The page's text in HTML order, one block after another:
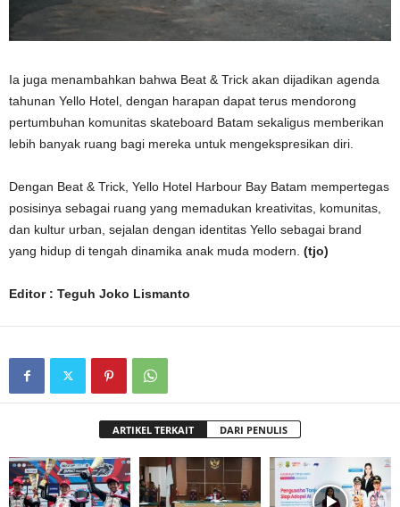
Ia juga menambahkan bahwa Beat & Trick akan dijadikan agenda
tahunan Yello Hotel, dengan harapan dapat terus mendorong
pertumbuhan komunitas skateboard Batam sekaligus memberikan
lebih banyak ruang bagi mereka untuk mengekspresikan diri.
Dengan Beat & Trick, Yello Hotel Harbour Bay Batam mempertegas
posisinya sebagai ruang yang memadukan kreativitas, komunitas,
dan kultur urban, sejalan dengan identitas Yello sebagai brand
yang hidup di tengah dinamika anak muda modern. (tjo)
Editor : Teguh Joko Lismanto
ARTIKEL TERKAIT DARI PENULIS